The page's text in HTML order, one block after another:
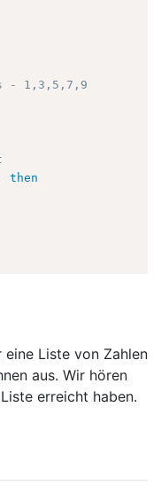
- 1,3,5,7,9
then
Liste von Zahlen
aus. Wir hören
erreicht haben.